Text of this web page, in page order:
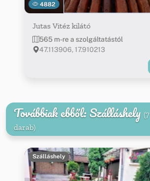
4882
Jutas Vitéz kilátó
565 m-re a szolgáltatástól
47.113906, 17.910213
Továbbiak ebből: Szálláshely (7
darab)
Szálláshely